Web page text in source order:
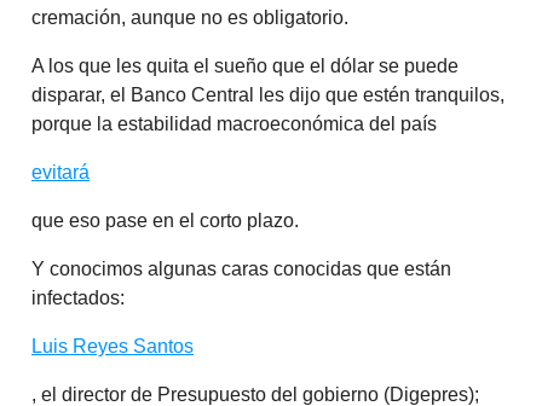
cremación, aunque no es obligatorio.
A los que les quita el sueño que el dólar se puede
disparar, el Banco Central les dijo que estén tranquilos,
porque la estabilidad macroeconómica del país
evitará
que eso pase en el corto plazo.
Y conocimos algunas caras conocidas que están
infectados:
Luis Reyes Santos
, el director de Presupuesto del gobierno (Digepres);